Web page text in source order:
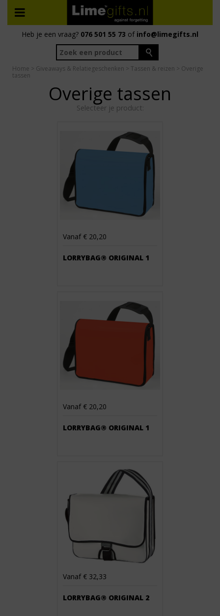
Heb je een vraag? 076 501 55 73 of info@limegifts.nl
Home > Giveaways & Relatiegeschenken > Tassen & reizen > Overige
tassen
Overige tassen
Selecteer je product:
Vanaf € 20,20
LORRYBAG® ORIGINAL 1
Vanaf € 20,20
LORRYBAG® ORIGINAL 1
Vanaf € 32,33
LORRYBAG® ORIGINAL 2